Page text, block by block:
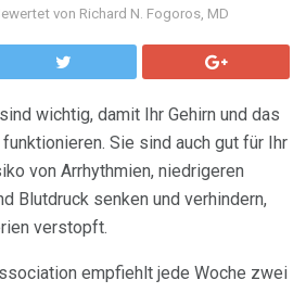
von Richard N. Fogoros, MD
wichtig, damit Ihr Gehirn und das
Sie sind auch gut für Ihr
von Arrhythmien, niedrigeren
Blutdruck senken und verhindern,
verstopft.
empfiehlt jede Woche zwei